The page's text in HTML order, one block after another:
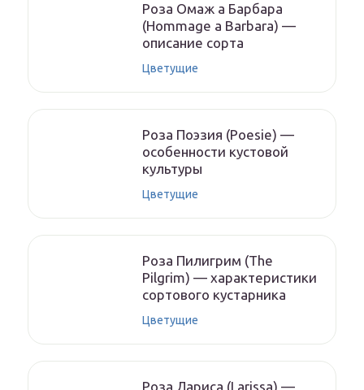
Роза Омаж а Барбара
(Hommage a Barbara) —
описание сорта
Цветущие
Роза Поэзия (Poesie) —
особенности кустовой
культуры
Цветущие
Роза Пилигрим (The
Pilgrim) — характеристики
сортового кустарника
Цветущие
Роза Лариса (Larissa) —